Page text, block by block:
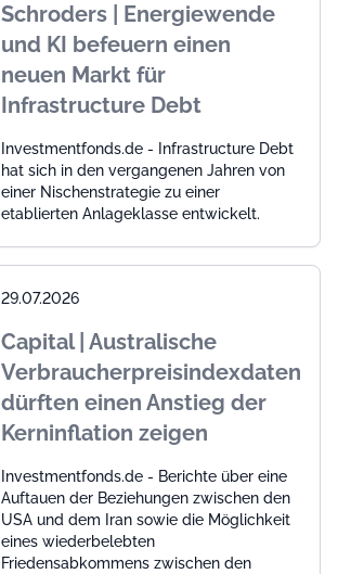
Schroders | Energiewende
und KI befeuern einen
neuen Markt für
Infrastructure Debt
Investmentfonds.de - Infrastructure Debt
hat sich in den vergangenen Jahren von
einer Nischenstrategie zu einer
etablierten Anlageklasse entwickelt.
29.07.2026
Capital | Australische
Verbraucherpreisindexdaten
dürften einen Anstieg der
Kerninflation zeigen
Investmentfonds.de - Berichte über eine
Auftauen der Beziehungen zwischen den
USA und dem Iran sowie die Möglichkeit
eines wiederbelebten
Friedensabkommens zwischen den